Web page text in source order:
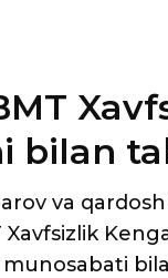
bilan
va qardosh
Xavfsizlik
munosabati